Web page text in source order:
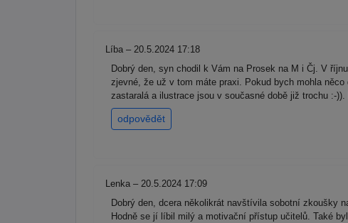
Líba – 20.5.2024 17:18
Dobrý den, syn chodil k Vám na Prosek na M i Čj. V
zjevné, že už v tom máte praxi. Pokud bych mohla
zastaralá a ilustrace jsou v současné době již trochu :-
odpovědět
Lenka – 20.5.2024 17:09
Dobrý den, dcera několikrát navštívila sobotní zkoušky
Hodně se jí líbil milý a motivační přístup učitelů. Také